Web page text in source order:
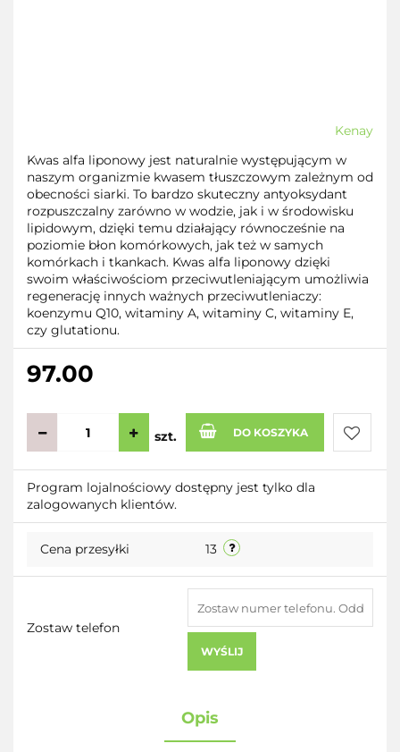
Kenay
Kwas alfa liponowy jest naturalnie występującym w
naszym organizmie kwasem tłuszczowym zależnym od
obecności siarki. To bardzo skuteczny antyoksydant
rozpuszczalny zarówno w wodzie, jak i w środowisku
lipidowym, dzięki temu działający równocześnie na
poziomie błon komórkowych, jak też w samych
komórkach i tkankach. Kwas alfa liponowy dzięki
swoim właściwościom przeciwutleniającym umożliwia
regenerację innych ważnych przeciwutleniaczy:
koenzymu Q10, witaminy A, witaminy C, witaminy E,
czy glutationu.
97.00
szt. DO KOSZYKA
Do
Program lojalnościowy dostępny jest tylko dla
zalogowanych klientów.
Cena przesyłki 13
Zostaw telefon
WYŚLIJ
Opis